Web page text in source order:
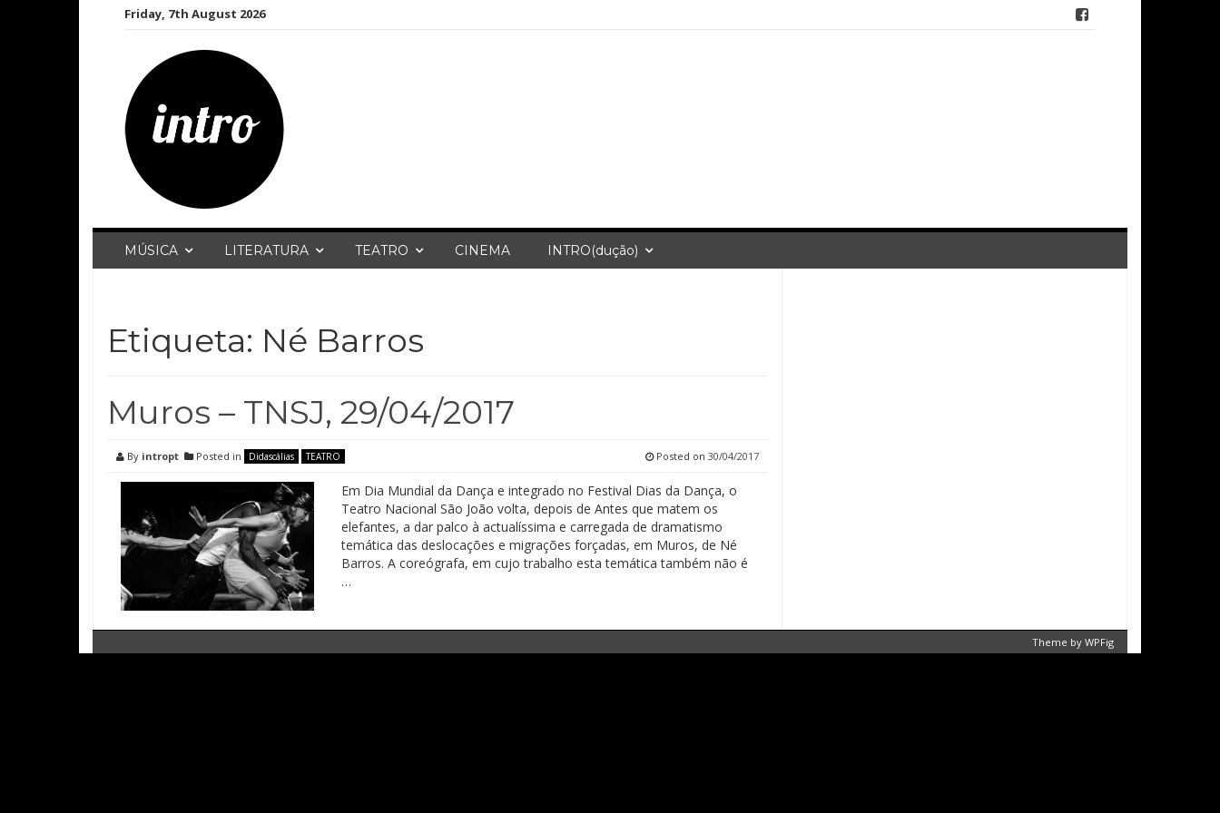
Friday, 7th August 2026
MÚSICA LITERATURA TEATRO CINEMA INTRO(dução)
Etiqueta: Né Barros
Muros – TNSJ, 29/04/2017
By intropt Posted in Didascálias TEATRO Posted on 30/04/2017
Em Dia Mundial da Dança e integrado no Festival Dias da Dança, o
Teatro Nacional São João volta, depois de Antes que matem os
elefantes, a dar palco à actualíssima e carregada de dramatismo
temática das deslocações e migrações forçadas, em Muros, de Né
Barros. A coreógrafa, em cujo trabalho esta temática também não é
…
Theme by WPFig